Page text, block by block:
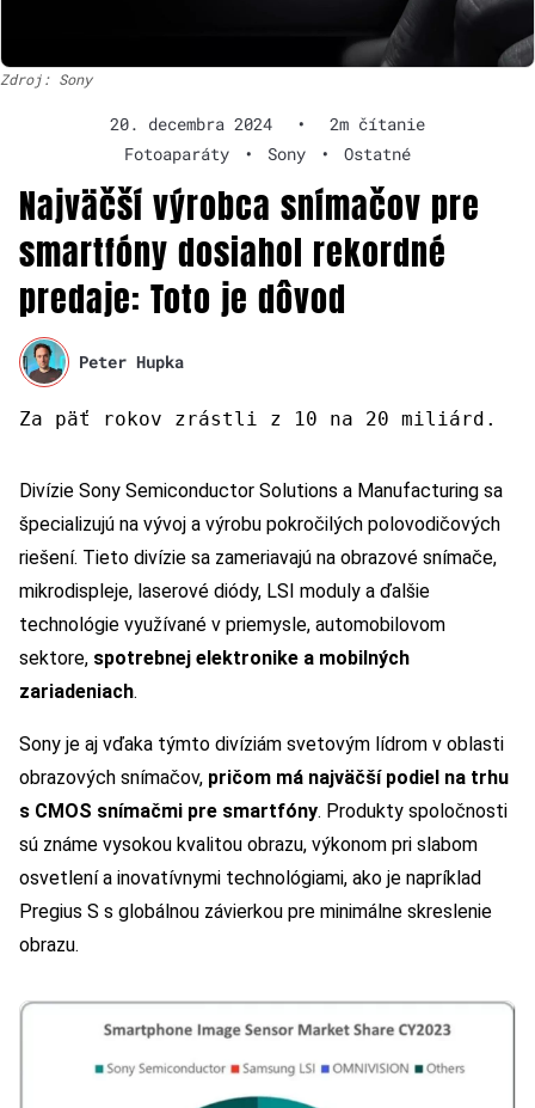
Zdroj: Sony
20. decembra 2024 •
2m čítanie
Fotoaparáty
• Sony • Ostatné
Najväčší výrobca snímačov pre
smartfóny dosiahol rekordné
predaje: Toto je dôvod
Peter Hupka
Za päť rokov zrástli z 10 na 20 miliárd.
Divízie Sony Semiconductor Solutions a Manufacturing sa
špecializujú na vývoj a výrobu pokročilých polovodičových
riešení. Tieto divízie sa zameriavajú na obrazové snímače,
mikrodispleje, laserové diódy, LSI moduly a ďalšie
technológie využívané v priemysle, automobilovom
sektore, spotrebnej elektronike a mobilných
zariadeniach.
Sony je aj vďaka týmto divíziám svetovým lídrom v oblasti
obrazových snímačov, pričom má najväčší podiel na trhu
s CMOS snímačmi pre smartfóny. Produkty spoločnosti
sú známe vysokou kvalitou obrazu, výkonom pri slabom
osvetlení a inovatívnymi technológiami, ako je napríklad
Pregius S s globálnou závierkou pre minimálne skreslenie
obrazu.